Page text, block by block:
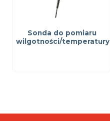
Sonda do pomiaru
wilgotności/temperatury